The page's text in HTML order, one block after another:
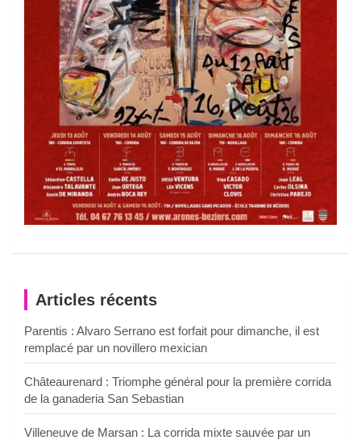
Articles récents
Parentis : Alvaro Serrano est forfait pour dimanche, il est
remplacé par un novillero mexician
Châteaurenard : Triomphe général pour la première corrida
de la ganaderia San Sebastian
Villeneuve de Marsan : La corrida mixte sauvée par un